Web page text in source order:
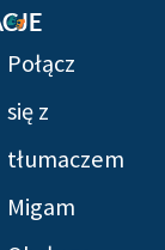
Połącz
się z
tłumaczem
Migam